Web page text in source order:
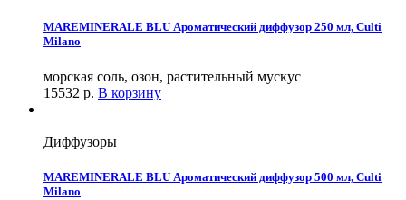
MAREMINERALE BLU Ароматический диффузор 250 мл, Culti
Milano
морская соль, озон, растительный мускус
15532 р. В корзину
Диффузоры
MAREMINERALE BLU Ароматический диффузор 500 мл, Culti
Milano